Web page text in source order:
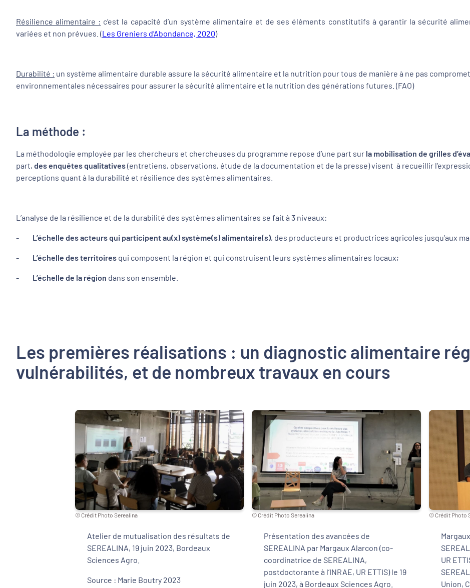
Résilience alimentaire : c’est la capacité d’un système alimentaire et de ses éléments constitutifs à garantir la sécurité
variées et non prévues. (Les Greniers d’Abondance, 2020)
Durabilité : un système alimentaire durable assure la sécurité alimentaire et la nutrition pour tous de manière à ne pas
environnementales nécessaires pour assurer la sécurité alimentaire et la nutrition des générations futures. (FAO)
La méthode :
La méthodologie employée par les chercheurs et chercheuses du programme repose d’une part sur la mobilisation de grilles
part, des enquêtes qualitatives(entretiens, observations, étude de la documentation et de la presse) visent à recueillir
perceptions quant à la durabilité et résilience des systèmes alimentaires.
L’analyse de la résilience et de la durabilité des systèmes alimentaires se fait à 3 niveaux:
- L’échelle des acteurs qui participent au(x) système(s) alimentaire(s), des producteurs et productrices agricoles jusqu’aux
- L’échelle des territoires qui composent la région et qui construisent leurs systèmes alimentaires locaux;
- L’échelle de la région dans son ensemble.
Les premières réalisations : un diagnostic alimentaire
vulnérabilités, et de nombreux travaux en cours
© Crédit Photo Serealina
Atelier de mutualisation des résultats de
SEREALINA, 19 juin 2023, Bordeaux
Sciences Agro.
Source : Marie Boutry 2023
© Crédit Photo Serealina
Présentation des avancées de
SEREALINA par Margaux Alarcon (co-
coordinatrice de SEREALINA,
postdoctorante à l’INRAE, UR ETTIS) le 19
juin 2023, à Bordeaux Sciences Agro.
© Crédit Photo
UR
Union,